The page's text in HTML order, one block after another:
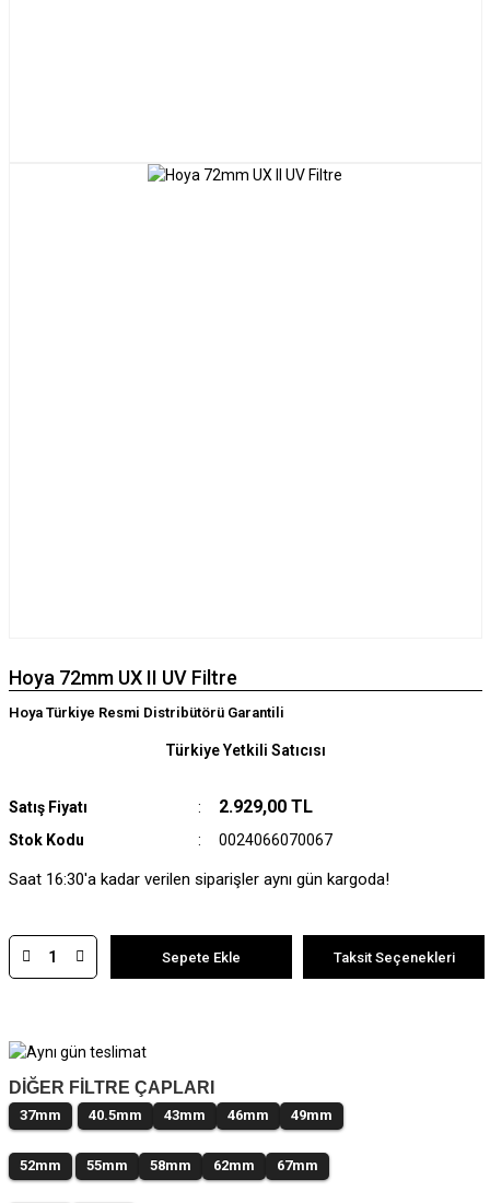
Hoya 72mm UX II UV Filtre
Hoya Türkiye Resmi Distribütörü Garantili
Satış Fiyatı 2.929,00 TL
Stok Kodu 0024066070067
Türkiye Yetkili Satıcısı
Saat 16:30'a kadar verilen siparişler aynı gün kargoda!
Sepete Ekle Taksit Seçenekleri
DİĞER FİLTRE ÇAPLARI
37mm 40.5mm 43mm 46mm 49mm
52mm 55mm 58mm 62mm 67mm